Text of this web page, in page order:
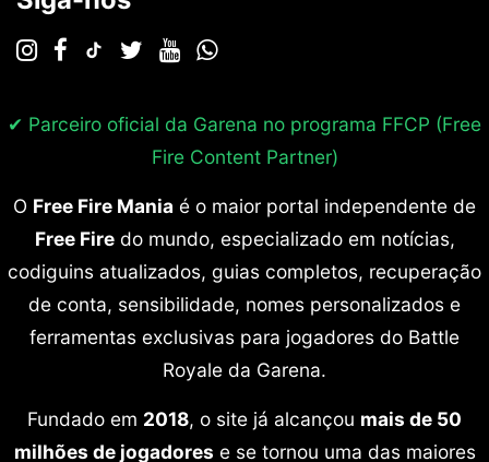
✔ Parceiro oficial da Garena no programa FFCP (Free
Fire Content Partner)
O Free Fire Mania é o maior portal independente de
Free Firedo mundo, especializado em notícias,
codiguins atualizados, guias completos, recuperação
de conta, sensibilidade, nomes personalizados e
ferramentas exclusivas para jogadores do Battle
Royale da Garena.
Fundado em 2018, o site já alcançou mais de 50
milhões de jogadores e se tornou uma das maiores